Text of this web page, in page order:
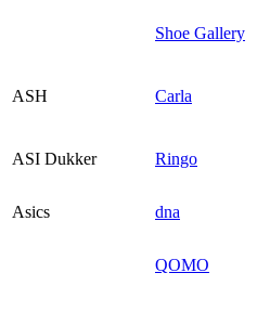
Shoe Gallery
ASH Carla
ASI Dukker Ringo
Asics
dna
QOMO